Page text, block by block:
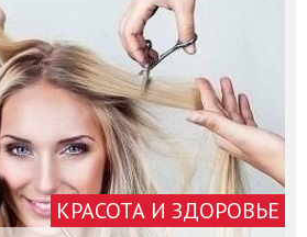
КРАСОТА И ЗДОРОВЬЕ